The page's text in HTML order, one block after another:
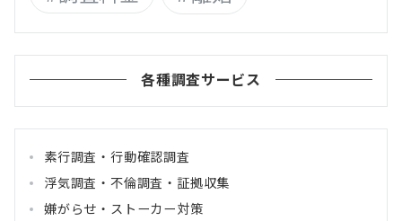
各種調査サービス
素行調査・行動確認調査
浮気調査・不倫調査・証拠収集
嫌がらせ・ストーカー対策